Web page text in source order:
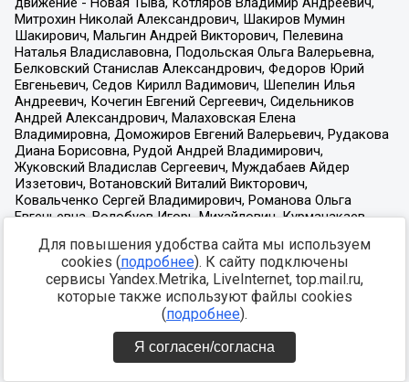
Для повышения удобства сайта мы используем
cookies (подробнее). К сайту подключены
сервисы Yandex.Metrika, LiveInternet, top.mail.ru,
которые также используют файлы cookies
(подробнее).
Я согласен/согласна